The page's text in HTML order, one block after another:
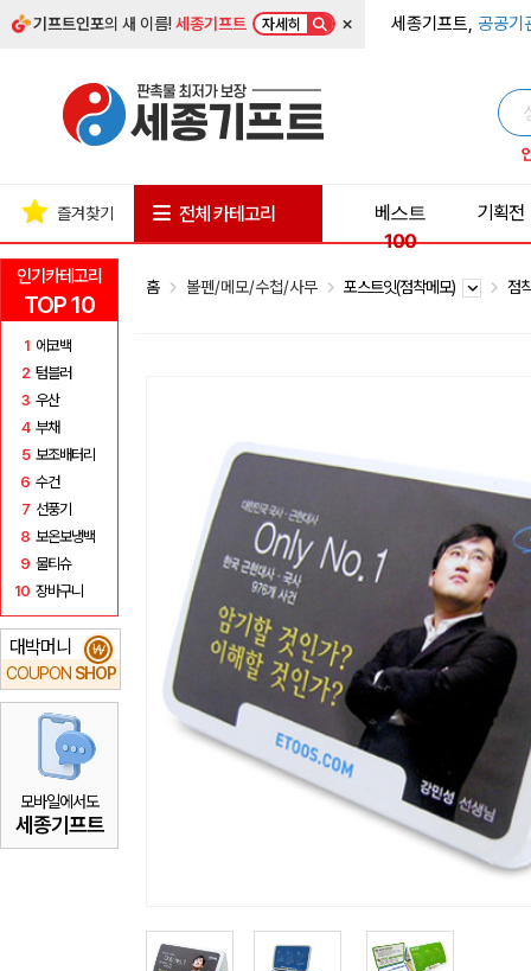
기프트인포의 새 이름!세종기프트 자세히 × 세종기프트, 공공기
인기카테고리
TOP 10
1 에코백
2 텀블러
3 우산
4 부채
5 보조배터리
6 수건
7 선풍기
8 보온보냉백
9 물티슈
10 장바구니
대박머니
COUPON SHOP
₩
모바일에서도
세종기프트
즐겨찾기 전체 카테고리
베스트
100
기획전
홈 볼펜/메모/수첩/사무 포스트잇(점착메모) 점